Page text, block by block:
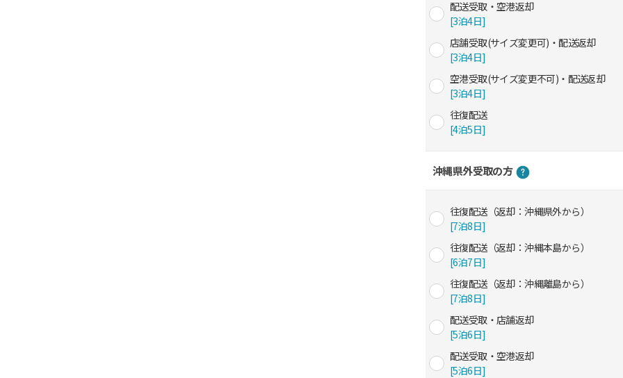
配送受取・空港返却
[3泊4日]
店舗受取(サイズ変更可)・配送返却
[3泊4日]
空港受取(サイズ変更不可)・配送返却
[3泊4日]
往復配送
[4泊5日]
沖縄県外受取の方
往復配送（返却：沖縄県外から）
[7泊8日]
往復配送（返却：沖縄本島から）
[6泊7日]
往復配送（返却：沖縄離島から）
[7泊8日]
配送受取・店舗返却
[5泊6日]
配送受取・空港返却
[5泊6日]